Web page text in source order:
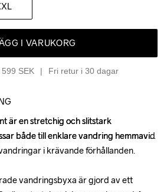
I VARUKORG
SEK Fri retur i 30 dagar
är en stretchig och slitstark
både till enklare vandring hemmavid
i krävande förhållanden.
vandringsbyxa är gjord av ett
är en stretchig och slitstark
både till enklare vandring hemmavid
i krävande förhållanden.
vandringsbyxa är gjord av ett